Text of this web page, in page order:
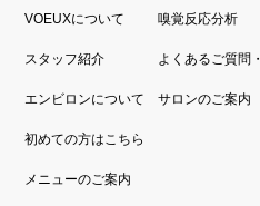
VOEUXについて
スタッフ紹介
エンビロンについて
初めての方はこちら
メニューのご案内
嗅覚反応分析
よくあるご質問
サロンのご案内